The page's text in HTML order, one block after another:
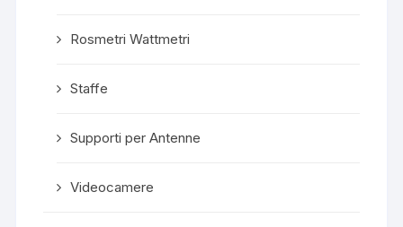
Rosmetri Wattmetri
Staffe
Supporti per Antenne
Videocamere